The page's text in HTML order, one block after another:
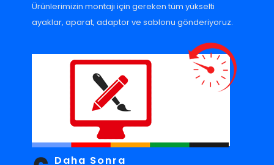
Ürünlerimizin montajı için gereken tüm yükselti
ayaklar, aparat, adaptor ve sablonu gönderiyoruz.
Daha Sonra